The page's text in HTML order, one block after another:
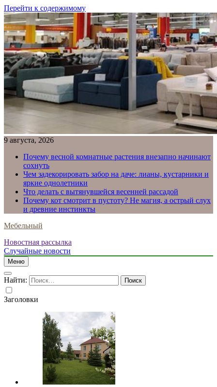
Перейти к содержимому
9 августа, 2026
Почему весной комнатные растения внезапно начинают
сохнуть
Чем задекорировать забор на даче: лианы, кустарники и
яркие однолетники
Что делать с вытянувшейся весенней рассадой
Почему кот смотрит в пустоту? Не магия, а острый слух
и древние инстинкты
Мебельный
Новостная рассылка
Случайные новости
Меню
Найти:
Заголовки